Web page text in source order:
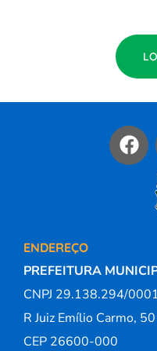
ENDEREÇO
PREFEITURA
CNPJ 29.138.294/
R Juiz Emílio Carmo,
CEP 26600-000